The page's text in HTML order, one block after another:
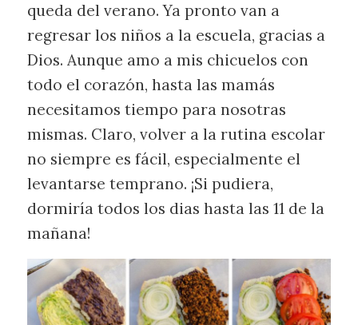
queda del verano. Ya pronto van a
regresar los niños a la escuela, gracias a
Dios. Aunque amo a mis chicuelos con
todo el corazón, hasta las mamás
necesitamos tiempo para nosotras
mismas. Claro, volver a la rutina escolar
no siempre es fácil, especialmente el
levantarse temprano. ¡Si pudiera,
dormiría todos los dias hasta las 11 de la
mañana!